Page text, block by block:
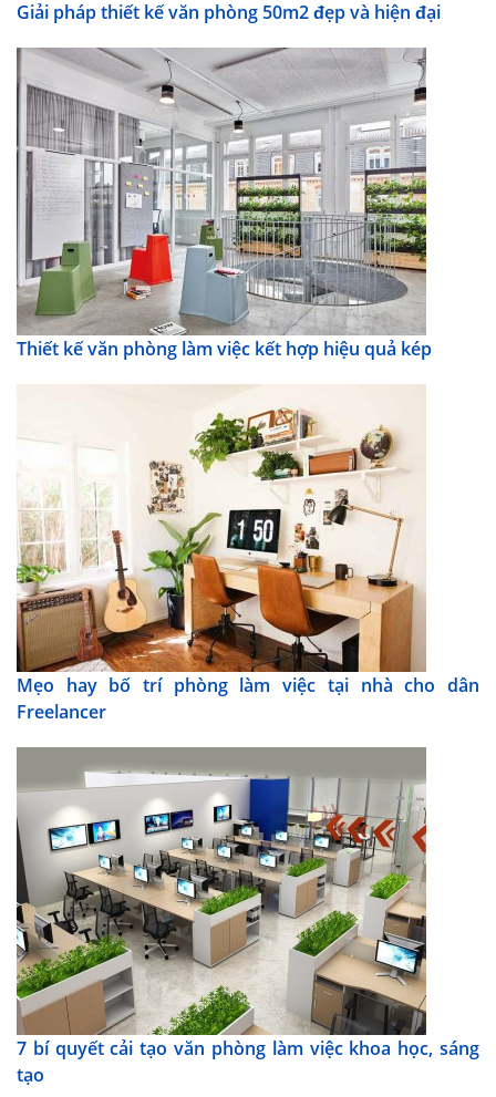
Giải pháp thiết kế văn phòng 50m2 đẹp và hiện đại
Thiết kế văn phòng làm việc kết hợp hiệu quả kép
Mẹo hay bố trí phòng làm việc tại nhà cho dân
Freelancer
7 bí quyết cải tạo văn phòng làm việc khoa học, sáng
tạo